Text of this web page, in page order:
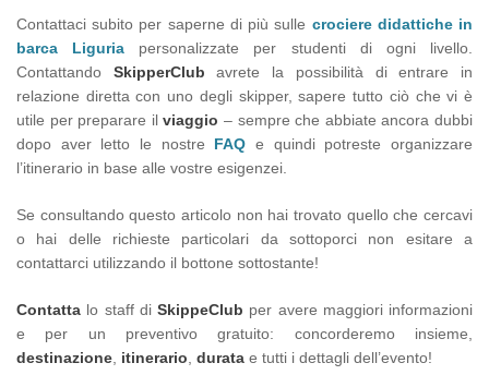
Contattaci subito per saperne di più sulle crociere didattiche in
barca Liguria personalizzate per studenti di ogni livello.
Contattando SkipperClub avrete la possibilità di entrare in
relazione diretta con uno degli skipper, sapere tutto ciò che vi è
utile per preparare ilviaggio – sempre che abbiate ancora dubbi
dopo aver letto le nostre FAQ e quindi potreste organizzare
l’itinerario in base alle vostre esigenzei.
Se consultando questo articolo non hai trovato quello che cercavi
o hai delle richieste particolari da sottoporci non esitare a
contattarci utilizzando il bottone sottostante!
Contatta lo staff diSkippeClub per avere maggiori informazioni
e per un preventivo gratuito: concorderemo insieme,
destinazione itinerario durata e tutti i dettagli dell’evento!